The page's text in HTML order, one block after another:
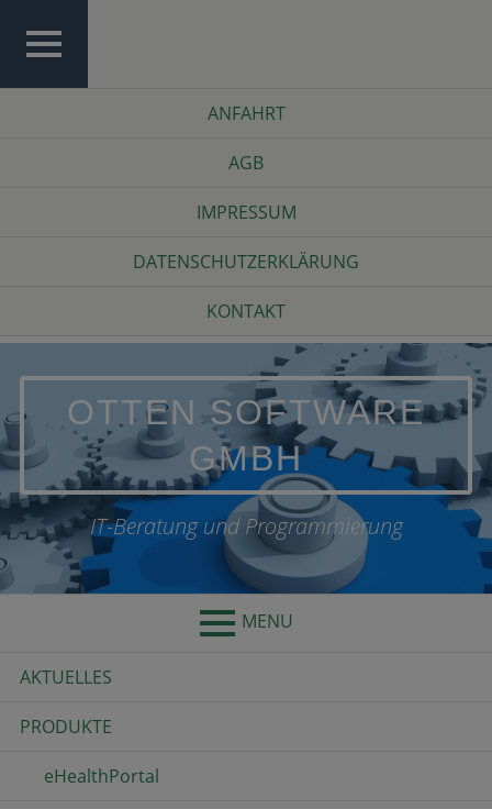
content
ANFAHRT
AGB
IMPRESSUM
DATENSCHUTZERKLÄRUNG
KONTAKT
OTTEN SOFTWARE
GMBH
IT-Beratung und Programmierung
MENU
Primary
Menu
AKTUELLES
PRODUKTE
eHealthPortal